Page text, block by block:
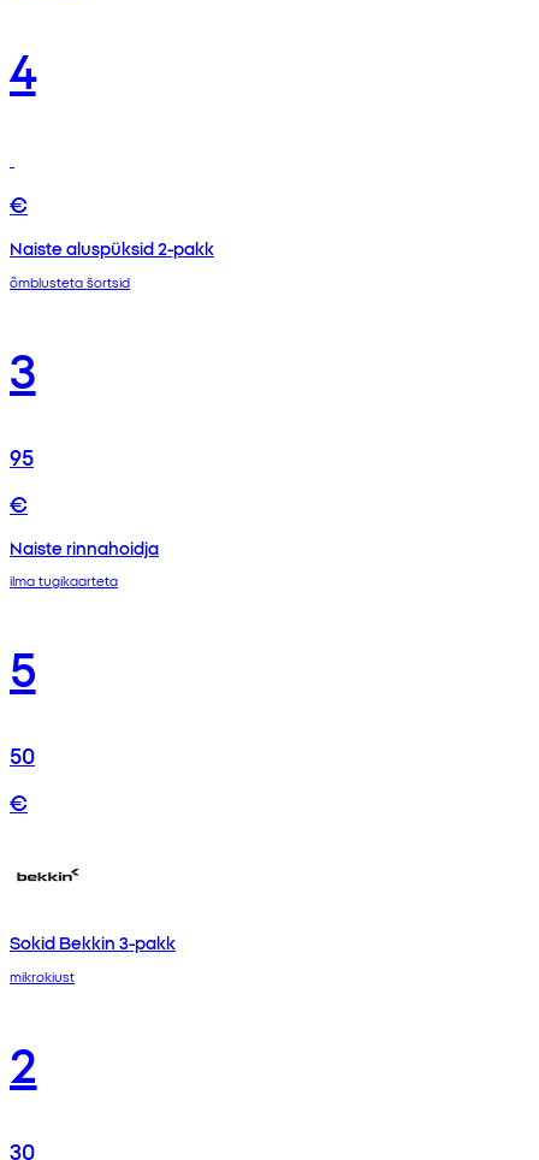
4
€
Naiste aluspüksid 2-pakk
õmblusteta šortsid
3
95
€
Naiste rinnahoidja
ilma tugikaarteta
5
50
€
Sokid Bekkin 3-pakk
mikrokiust
2
30